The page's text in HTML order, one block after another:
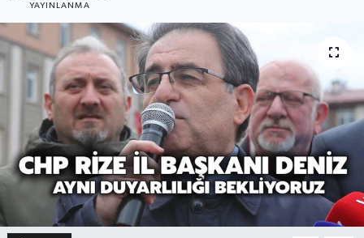
YAYINLANMA